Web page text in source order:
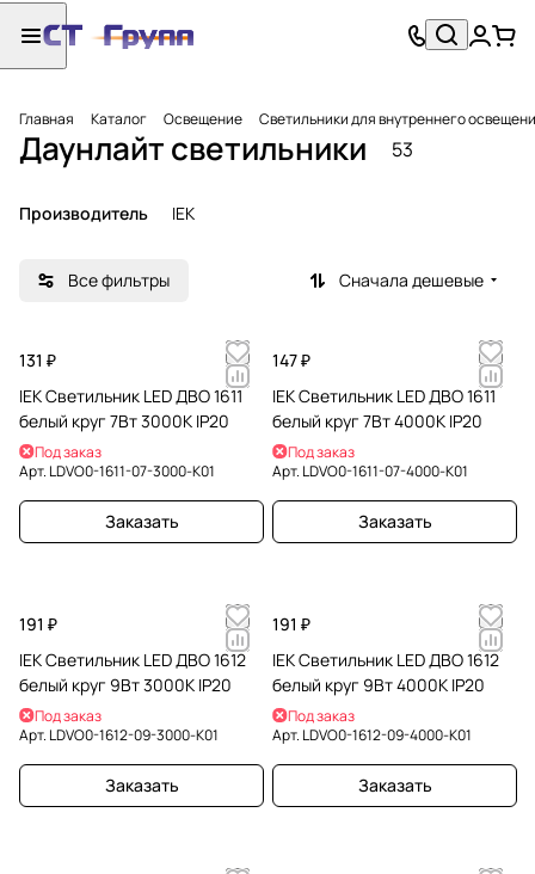
Главная Каталог Освещение Светильники для внутреннего
Даунлайт светильники 53
Производитель IEK
Все фильтры Сначала дешевые
131 ₽
IEK Светильник LED ДВО 1611
белый круг 7Вт 3000К IP20
Под заказ
Арт. LDVO0-1611-07-3000-K01
Заказать
147 ₽
IEK Светильник LED ДВО 1611
белый круг 7Вт 4000К IP20
Под заказ
Арт. LDVO0-1611-07-4000-K01
Заказать
191 ₽
IEK Светильник LED ДВО 1612
белый круг 9Вт 3000К IP20
Под заказ
Арт. LDVO0-1612-09-3000-K01
Заказать
191 ₽
IEK Светильник LED ДВО 1612
белый круг 9Вт 4000К IP20
Под заказ
Арт. LDVO0-1612-09-4000-K01
Заказать